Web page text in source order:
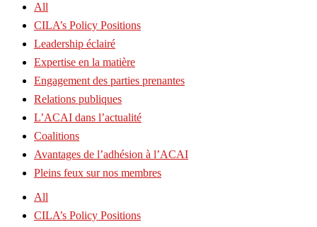
All
CILA’s Policy Positions
Leadership éclairé
Expertise en la matière
Engagement des parties prenantes
Relations publiques
L’ACAI dans l’actualité
Coalitions
Avantages de l’adhésion à l’ACAI
Pleins feux sur nos membres
All
CILA’s Policy Positions